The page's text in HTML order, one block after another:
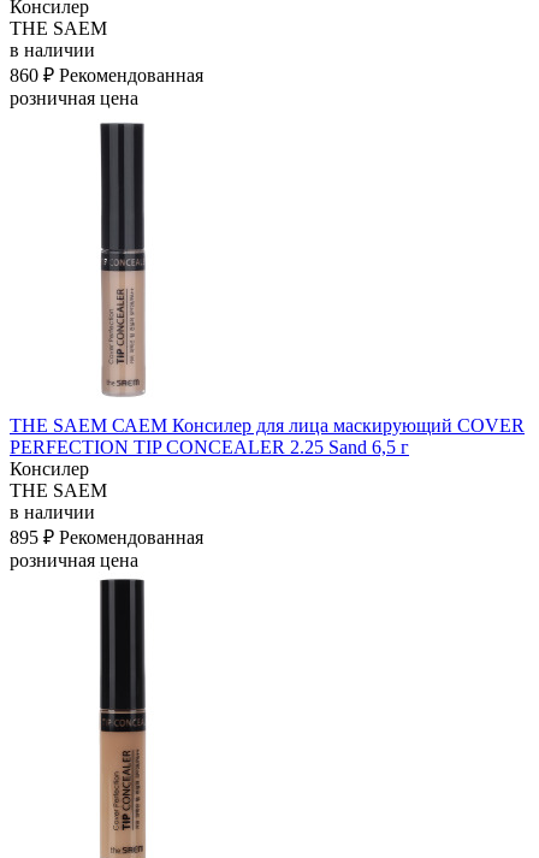
Консилер
THE SAEM
в наличии
860 ₽ Рекомендованная
розничная цена
THE SAEM САЕМ Консилер для лица маскирующий COVER
PERFECTION TIP CONCEALER 2.25 Sand 6,5 г
Консилер
THE SAEM
в наличии
895 ₽ Рекомендованная
розничная цена